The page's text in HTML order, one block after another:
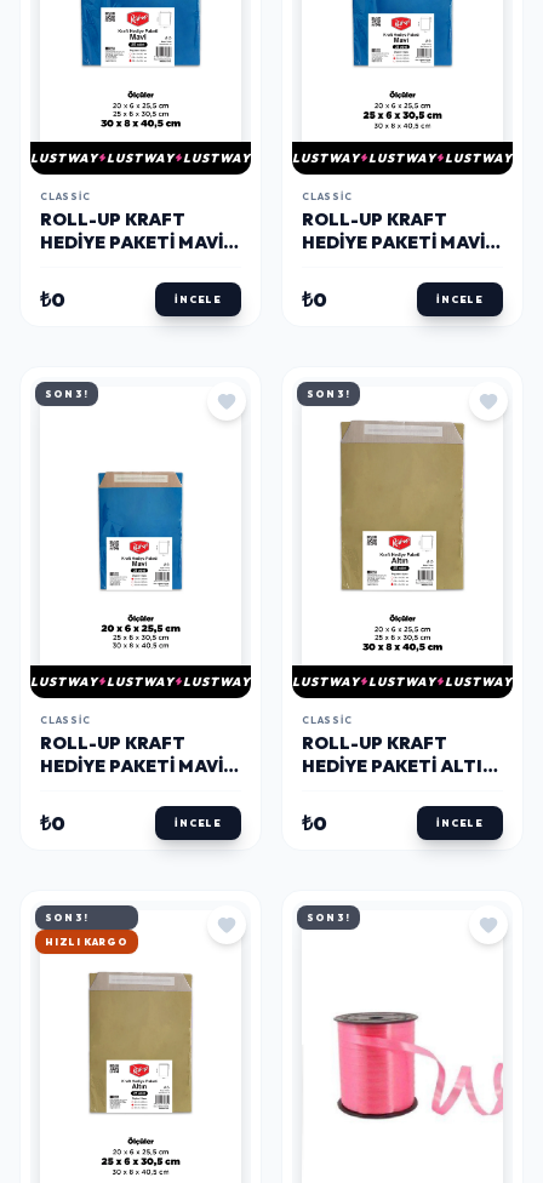
LUSTWAY LUSTWAY LUSTWAY
CLASSIC
ROLL-UP KRAFT
HEDIYE PAKETI MAVI
₺0 İNCELE
LUSTWAY LUSTWAY LUSTWAY
CLASSIC
ROLL-UP KRAFT
HEDIYE PAKETI MAVI
₺0 İNCELE
SON 3!
LUSTWAY LUSTWAY LUSTWAY
CLASSIC
ROLL-UP KRAFT
HEDIYE PAKETI MAVI
₺0 İNCELE
SON 3!
LUSTWAY LUSTWAY LUSTWAY
CLASSIC
ROLL-UP KRAFT
HEDIYE PAKETI ALTIN
₺0 İNCELE
SON 3!
HIZLI KARGO
SON 3!